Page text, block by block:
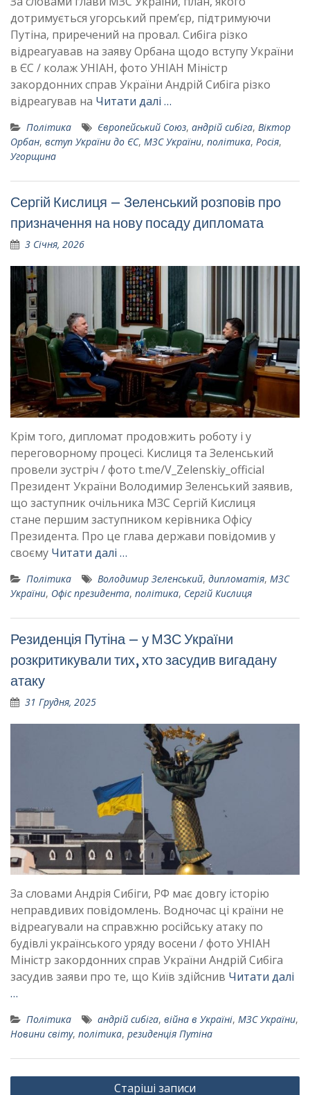
дотримується угорський премʼєр, підтримуючи
Путіна, приречений на провал. Сибіга різко
відреагуавав на заяву Орбана щодо вступу України
в ЄС / колаж УНІАН, фото УНІАН Міністр
закордонних справ України Андрій Сибіга різко
відреагував на Читати далі …
Політика Європейський Союз, андрій сибіга, Віктор
Орбан, вступ України до ЄС, МЗС України, політика, Росія,
Угорщина
Сергій Кислиця – Зеленський розповів про
призначення на нову посаду дипломата
3 Січня, 2026
Крім того, дипломат продовжить роботу і у
переговорному процесі. Кислиця та Зеленський
провели зустріч / фото t.me/V_Zelenskiy_official
Президент України Володимир Зеленський заявив,
що заступник очільника МЗС Сергій Кислиця
стане першим заступником керівника Офісу
Президента. Про це глава держави повідомив у
своєму Читати далі …
Політика Володимир Зеленський, дипломатія, МЗС
України, Офіс президента, політика, Сергій Кислиця
Резиденція Путіна – у МЗС України
розкритикували тих, хто засудив вигадану
атаку
31 Грудня, 2025
За словами Андрія Сибіги, РФ має довгу історію
неправдивих повідомлень. Водночас ці країни не
відреагували на справжню російську атаку по
будівлі українського уряду восени / фото УНІАН
Міністр закордонних справ України Андрій Сибіга
засудив заяви про те, що Київ здійснив Читати далі
…
Політика андрій сибіга, війна в Україні, МЗС України,
Новини світу, політика, резиденція Путіна
Навігація
Старіші записи